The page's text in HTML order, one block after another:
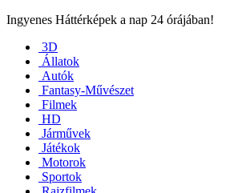
Ingyenes Háttérképek a nap 24 órájában!
3D
Állatok
Autók
Fantasy-Művészet
Filmek
HD
Járművek
Játékok
Motorok
Sportok